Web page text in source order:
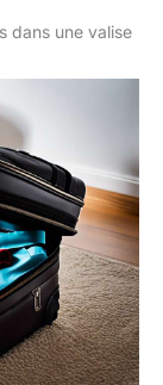
dans une valise